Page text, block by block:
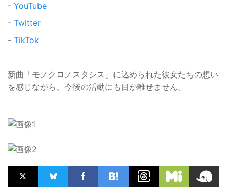
- YouTube
- Twitter
- TikTok
新曲「モノクロノスタシス」に込められた彼女たちの想い
を感じながら、今後の活動にも目が離せません。